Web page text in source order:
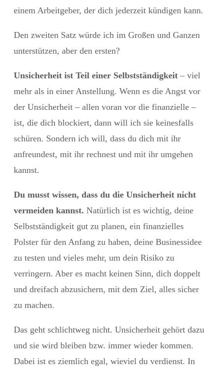
einem Arbeitgeber, der dich jederzeit kündigen kann.
Den zweiten Satz würde ich im Großen und Ganzen
unterstützen, aber den ersten?
Unsicherheit ist Teil einer Selbstständigkeit – viel
mehr als in einer Anstellung. Wenn es die Angst vor
der Unsicherheit – allen voran vor die finanzielle –
ist, die dich blockiert, dann will ich sie keinesfalls
schüren. Sondern ich will, dass du dich mit ihr
anfreundest, mit ihr rechnest und mit ihr umgehen
kannst.
Du musst wissen, dass du die Unsicherheit nicht
vermeiden kannst. Natürlich ist es wichtig, deine
Selbstständigkeit gut zu planen, ein finanzielles
Polster für den Anfang zu haben, deine Businessidee
zu testen und vieles mehr, um dein Risiko zu
verringern. Aber es macht keinen Sinn, dich doppelt
und dreifach abzusichern, mit dem Ziel, alles sicher
zu machen.
Das geht schlichtweg nicht. Unsicherheit gehört dazu
und sie wird bleiben bzw. immer wieder kommen.
Dabei ist es ziemlich egal, wieviel du verdienst. In